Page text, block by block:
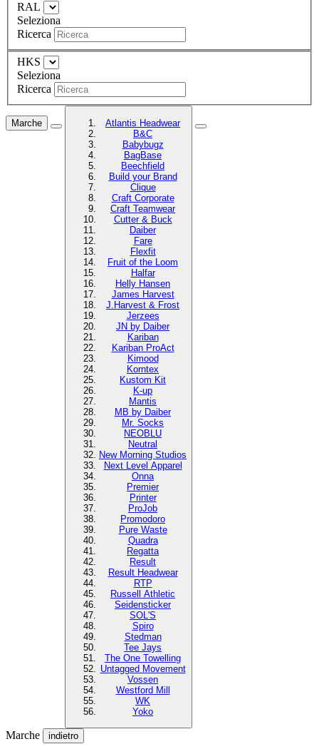
RAL
Seleziona
Ricerca
HKS
Seleziona
Ricerca
Marche
Atlantis Headwear
B&C
Babybugz
BagBase
Beechfield
Build your Brand
Clique
Craft Corporate
Craft Teamwear
Cutter & Buck
Daiber
Fare
Flexfit
Fruit of the Loom
Halfar
Helly Hansen
James Harvest
J.Harvest & Frost
Jerzees
JN by Daiber
Kariban
Kariban ProAct
Kimood
Korntex
Kustom Kit
K-up
Mantis
MB by Daiber
Mr. Socks
NEOBLU
Neutral
New Morning Studios
Next Level Apparel
Onna
Premier
Printer
ProJob
Promodoro
Pure Waste
Quadra
Regatta
Result
Result Headwear
RTP
Russell Athletic
Seidensticker
SOL'S
Spiro
Stedman
Tee Jays
The One Towelling
Untagged Movement
Vossen
Westford Mill
WK
Yoko
Marche indietro